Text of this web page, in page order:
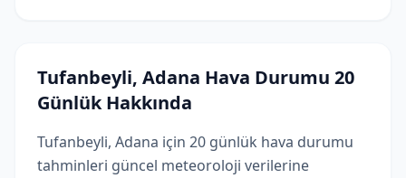
Tufanbeyli, Adana Hava Durumu 20
Günlük Hakkında
Tufanbeyli, Adana için 20 günlük hava durumu
tahminleri güncel meteoroloji verilerine